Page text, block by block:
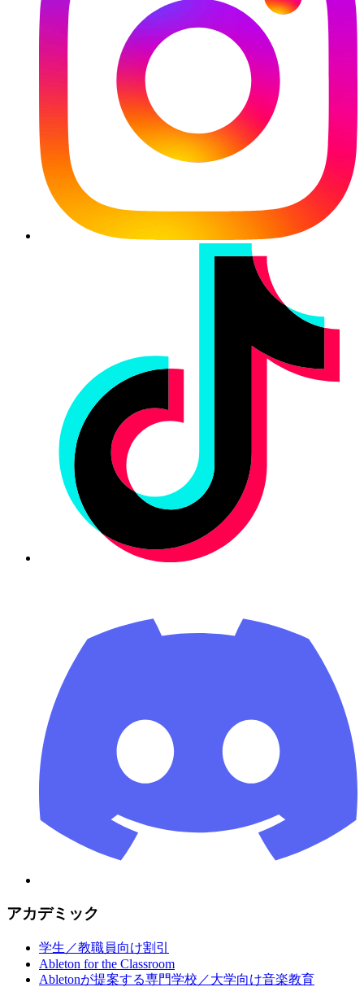
アカデミック
学生／教職員向け割引
Ableton for the Classroom
Abletonが提案する専門学校／大学向け音楽教育